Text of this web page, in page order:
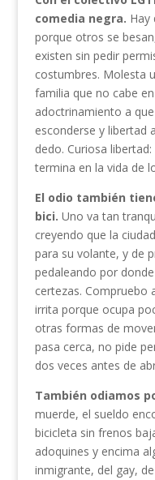
comedia negra. Hay
porque otros se
existen sin pedir
costumbres. Molesta
familia que no cabe
adoctrinamiento a
esconderse y libertad
dedo. Curiosa
termina en la vida de
El odio también
bici. Uno va tan
creyendo que la
para su volante, y de
pedaleando por
certezas. Compruebo
irrita porque ocupa
otras formas de
pasa cerca, no pide
dos veces antes de
También odiamos
muerde, el sueldo
bicicleta sin frenos
adoquines y encima
inmigrante, del gay,